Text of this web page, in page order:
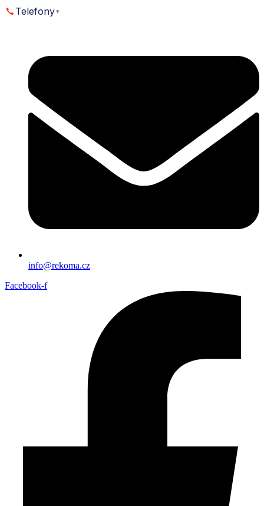
PřejítTelefony▾
info@rekoma.cz
Facebook-f